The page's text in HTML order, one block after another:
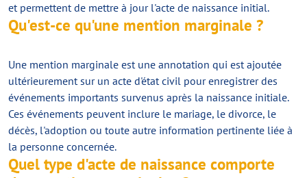
et permettent de mettre à jour l'acte de naissance initial.
Qu'est-ce qu'une mention marginale ?
Une mention marginale est une annotation qui est ajoutée
ultérieurement sur un acte d'état civil pour enregistrer des
événements importants survenus après la naissance initiale.
Ces événements peuvent inclure le mariage, le divorce, le
décès, l'adoption ou toute autre information pertinente liée à
la personne concernée.
Quel type d'acte de naissance comporte